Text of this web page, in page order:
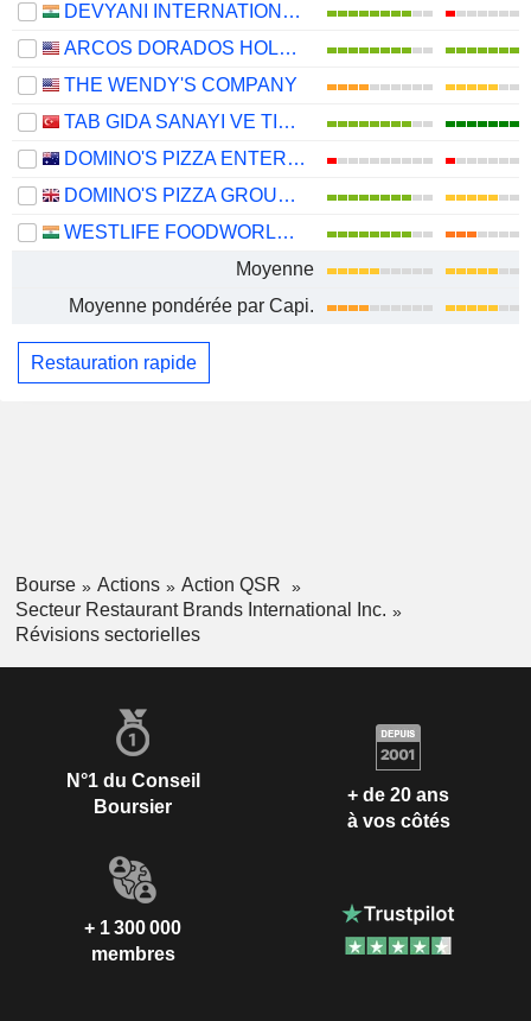
DEVYANI INTERNATIONAL LIMITED
ARCOS DORADOS HOLDINGS INC.
THE WENDY'S COMPANY
TAB GIDA SANAYI VE TICARET
DOMINO'S PIZZA ENTERPRISES LIMITED
DOMINO'S PIZZA GROUP PLC
WESTLIFE FOODWORLD LIMITED
Moyenne
Moyenne pondérée par Capi.
Restauration rapide
Bourse Actions
Action QSR
Secteur Restaurant Brands International Inc.
Révisions sectorielles
N°1 du Conseil
Boursier
+ de 20 ans
à vos côtés
+ 1 300 000
membres